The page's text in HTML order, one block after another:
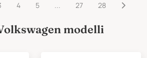
4 5 ... 27 28
modelli